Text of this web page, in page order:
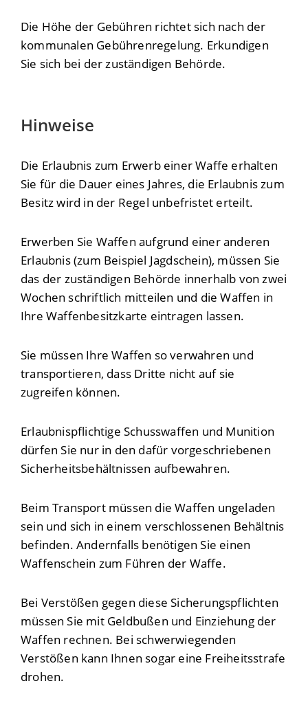
Die Höhe der Gebühren richtet sich nach der
kommunalen Gebührenregelung. Erkundigen
Sie sich bei der zuständigen Behörde.
Hinweise
Die Erlaubnis zum Erwerb einer Waffe erhalten
Sie für die Dauer eines Jahres, die Erlaubnis zum
Besitz wird in der Regel unbefristet erteilt.
Erwerben Sie Waffen aufgrund einer anderen
Erlaubnis (zum Beispiel Jagdschein), müssen Sie
das der zuständigen Behörde innerhalb von zwei
Wochen schriftlich mitteilen und die Waffen in
Ihre Waffenbesitzkarte eintragen lassen.
Sie müssen Ihre Waffen so verwahren und
transportieren, dass Dritte nicht auf sie
zugreifen können.
Erlaubnispflichtige Schusswaffen und Munition
dürfen Sie nur in den dafür vorgeschriebenen
Sicherheitsbehältnissen aufbewahren.
Beim Transport müssen die Waffen ungeladen
sein und sich in einem verschlossenen Behältnis
befinden. Andernfalls benötigen Sie einen
Waffenschein zum Führen der Waffe.
Bei Verstößen gegen diese Sicherungspflichten
müssen Sie mit Geldbußen und Einziehung der
Waffen rechnen. Bei schwerwiegenden
Verstößen kann Ihnen sogar eine Freiheitsstrafe
drohen.